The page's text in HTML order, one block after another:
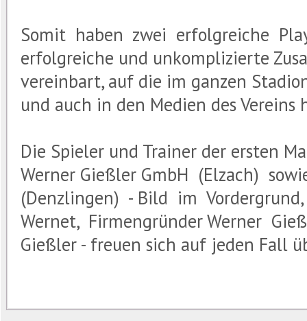
Somit haben zwei erfolgreiche
erfolgreiche und unkomplizierte
vereinbart, auf die im ganzen
und auch in den Medien des
Die Spieler und Trainer der ersten
Werner Gießler GmbH (Elzach)
(Denzlingen) - Bild im
Wernet, Firmengründer Werner
Gießler - freuen sich auf jeden Fall